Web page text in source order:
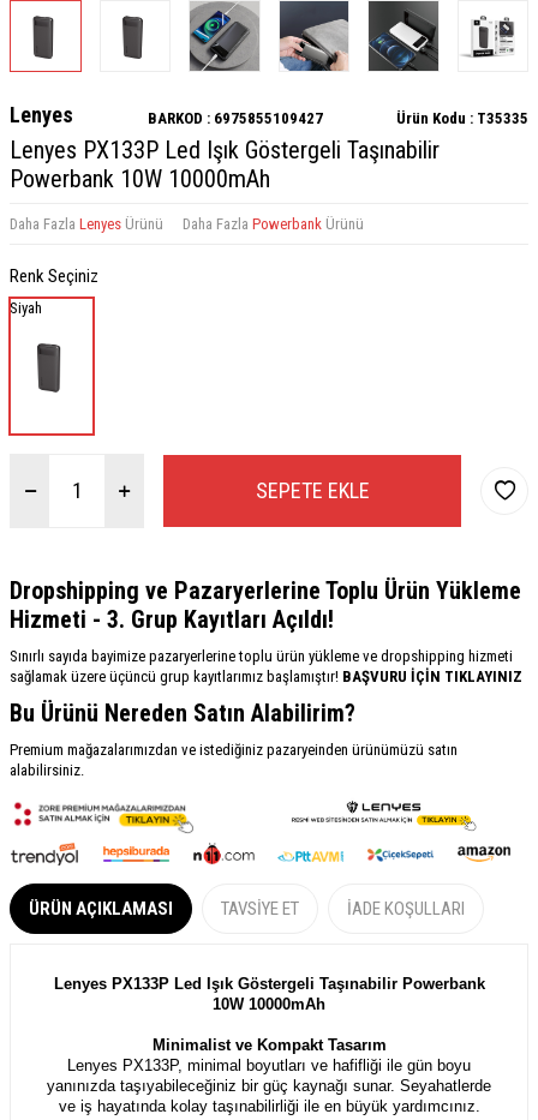
Lenyes BARKOD : 6975855109427 Ürün Kodu : T35335
Lenyes PX133P Led Işık Göstergeli Taşınabilir
Powerbank 10W 10000mAh
Daha Fazla Lenyes Ürünü Daha Fazla Powerbank Ürünü
Renk Seçiniz
Siyah
SEPETE EKLE
Dropshipping ve Pazaryerlerine Toplu Ürün Yükleme
Hizmeti - 3. Grup Kayıtları Açıldı!
Sınırlı sayıda bayimize pazaryerlerine toplu ürün yükleme ve dropshipping hizmeti
sağlamak üzere üçüncü grup kayıtlarımız başlamıştır! BAŞVURU İÇİN TIKLAYINIZ
Bu Ürünü Nereden Satın Alabilirim?
Premium mağazalarımızdan ve istediğiniz pazaryeinden ürünümüzü satın
alabilirsiniz.
ÜRÜN AÇIKLAMASI TAVSIYE ET İADE KOŞULLARI
Lenyes PX133P Led Işık Göstergeli Taşınabilir Powerbank
10W 10000mAh
Minimalist ve Kompakt Tasarım
Lenyes PX133P, minimal boyutları ve hafifliği ile gün boyu
yanınızda taşıyabileceğiniz bir güç kaynağı sunar. Seyahatlerde
ve iş hayatında kolay taşınabilirliği ile en büyük yardımcınız.